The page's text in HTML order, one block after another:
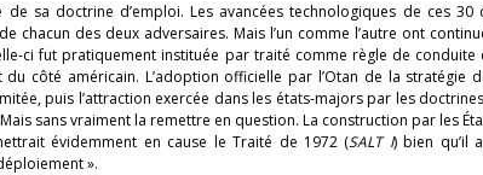
sa doctrine d’emploi. Les avancées technologiques de ces 30
chacun des deux adversaires. Mais l’un comme l’autre ont
ci fut pratiquement instituée par traité comme règle de
côté américain. L’adoption officielle par l’Otan de la stratégie
puis l’attraction exercée dans les états-majors par les
sans vraiment la remettre en question. La construction par les
évidemment en cause le Traité de 1972 (SALT I) bien qu’il
».